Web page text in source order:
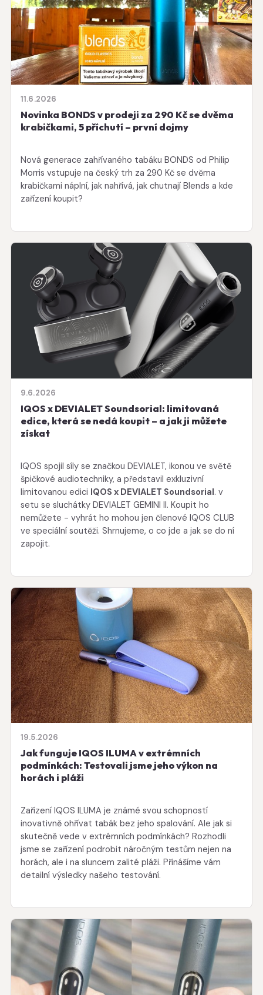
11.6.2026
Novinka BONDS v prodeji za 290 Kč se dvěma
krabičkami, 5 příchutí – první dojmy
Nová generace zahřívaného tabáku BONDS od Philip
Morris vstupuje na český trh za 290 Kč se dvěma
krabičkami náplní, jak nahřívá, jak chutnají Blends a kde
zařízení koupit?
9.6.2026
IQOS x DEVIALET Soundsorial: limitovaná
edice, která se nedá koupit – a jak ji můžete
získat
IQOS spojil síly se značkou DEVIALET, ikonou ve světě
špičkové audiotechniky, a představil exkluzivní
limitovanou edici IQOS x DEVIALET Soundsorial. v
setu se sluchátky DEVIALET GEMINI II. Koupit ho
nemůžete - vyhrát ho mohou jen členové IQOS CLUB
ve speciální soutěži. Shrnujeme, o co jde a jak se do ní
zapojit.
19.5.2026
Jak funguje IQOS ILUMA v extrémních
podmínkách: Testovali jsme jeho výkon na
horách i pláži
Zařízení IQOS ILUMA je známé svou schopností
inovativně ohřívat tabák bez jeho spalování. Ale jak si
skutečně vede v extrémních podmínkách? Rozhodli
jsme se zařízení podrobit náročným testům nejen na
horách, ale i na sluncem zalité pláži. Přinášíme vám
detailní výsledky našeho testování.